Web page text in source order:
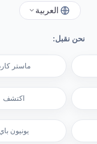
العربية
نحن نقبل:
ماستر
اكتشف
يونيون باي